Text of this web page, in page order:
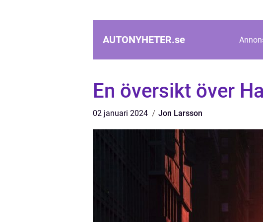
AUTONYHETER.se
En översikt över
02 januari 2024 Jon Larsson